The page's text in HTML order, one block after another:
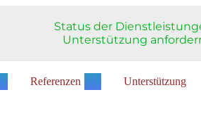
Status der
Unterstützung
Referenzen Unterstützung